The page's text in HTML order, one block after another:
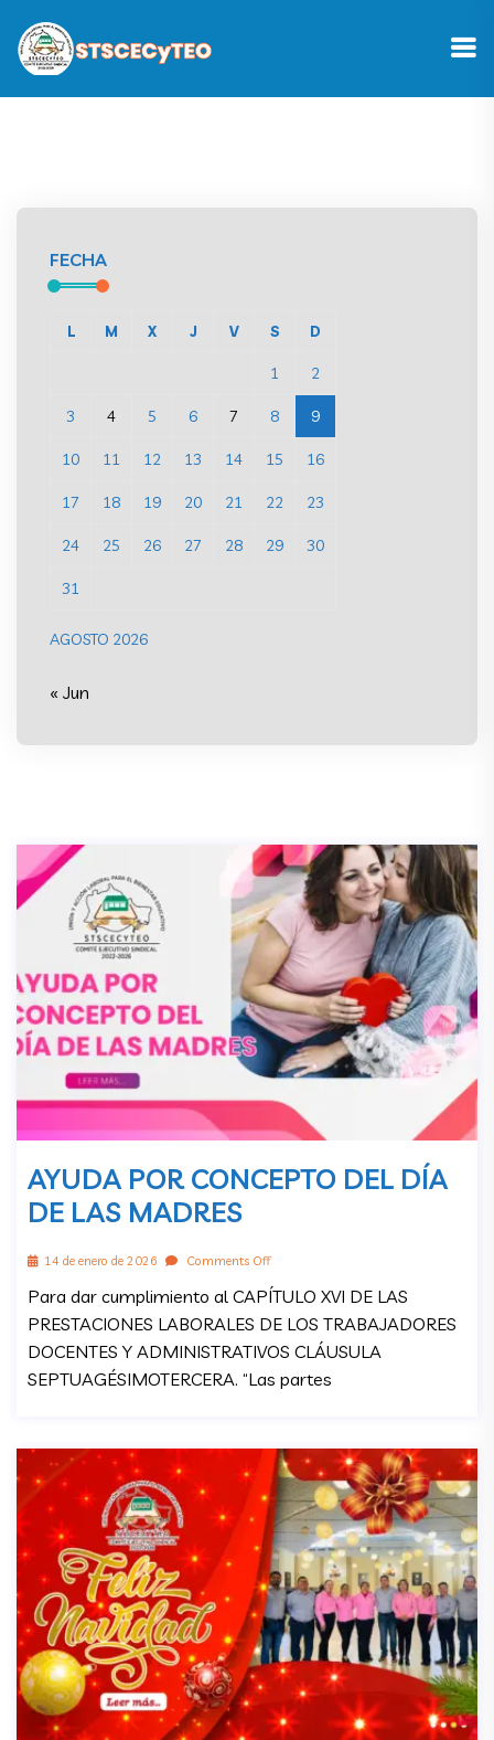
FECHA
AGOSTO 2026
L M X J V S D
1 2
3 4 5 6 7 8 9
10 11 12 13 14 15 16
17 18 19 20 21 22 23
24 25 26 27 28 29 30
31
« Jun
AYUDA POR CONCEPTO DEL DÍA
DE LAS MADRES
14 de enero de 2026 Comments Off
Para dar cumplimiento al CAPÍTULO XVI DE LAS
PRESTACIONES LABORALES DE LOS TRABAJADORES
DOCENTES Y ADMINISTRATIVOS CLÁUSULA
SEPTUAGÉSIMOTERCERA. “Las partes